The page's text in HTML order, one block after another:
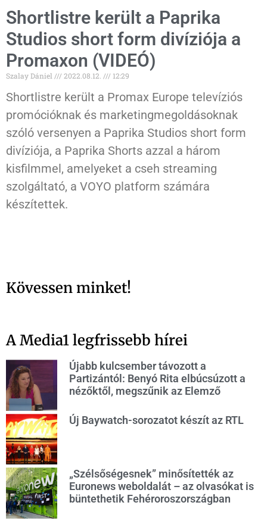
Shortlistre került a Paprika
Studios short form divíziója a
Promaxon (VIDEÓ)
Szalay Dániel 2022.08.12. 12:29
Shortlistre került a Promax Europe televíziós
promócióknak és marketingmegoldásoknak
szóló versenyen a Paprika Studios short form
divíziója, a Paprika Shorts azzal a három
kisfilmmel, amelyeket a cseh streaming
szolgáltató, a VOYO platform számára
készítettek.
Kövessen minket!
A Media1 legfrissebb hírei
Újabb kulcsember távozott a
Partizántól: Benyó Rita elbúcsúzott a
nézőktől, megszűnik az Elemző
Új Baywatch-sorozatot készít az RTL
„Szélsőségesnek” minősítették az
Euronews weboldalát – az olvasókat is
büntethetik Fehéroroszországban